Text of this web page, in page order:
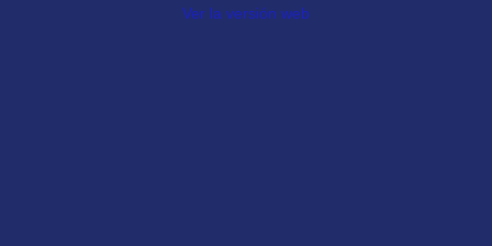
Ver la versión web